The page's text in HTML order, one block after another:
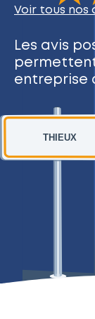
Voir tous nos
Les avis
entreprise
THIEUX